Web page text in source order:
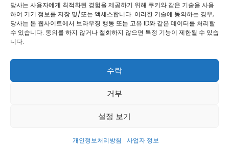
당사는 사용자에게 최적화된 경험을 제공하기 위해 쿠키와 같은 기술을 사용
하여 기기 정보를 저장 및/또는 액세스합니다. 이러한 기술에 동의하는 경우,
당사는 본 웹사이트에서 브라우징 행동 또는 고유 ID와 같은 데이터를 처리할
수 있습니다. 동의를 하지 않거나 철회하지 않으면 특정 기능이 제한될 수 있습
니다.
수락
거부
설정 보기
개인정보처리방침 사업자 정보
사업자 정보
방향별로 생성